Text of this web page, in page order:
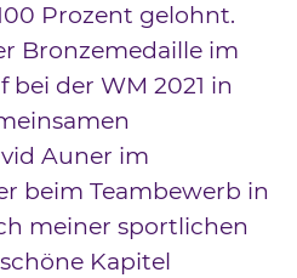
Prozent gelohnt.
Bronzemedaille im
bei der WM 2021 in
Auner im
beim Teambewerb in
meiner sportlichen
Kapitel